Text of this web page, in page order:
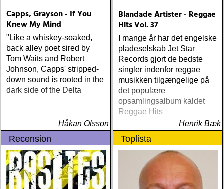
Capps, Grayson - If You
Knew My Mind
"Like a whiskey-soaked,
back alley poet sired by
Tom Waits and Robert
Johnson, Capps' stripped-
down sound is rooted in the
dark side of the Delta
Håkan Olsson
Blandade Artister - Reggae
Hits Vol. 37
I mange år har det engelske
pladeselskab Jet Star
Records gjort de bedste
singler indenfor reggae
musikken tilgængelige på
det populære
opsamlingsalbum kaldet
Reggae Hits
Henrik Bæk
Recension Toplista